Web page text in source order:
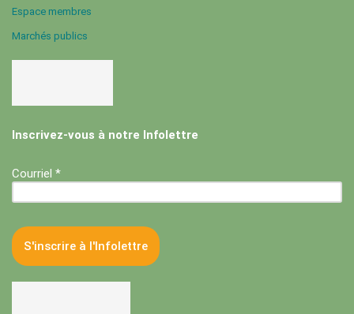
Espace membres
Marchés publics
Inscrivez-vous à notre Infolettre
Courriel *